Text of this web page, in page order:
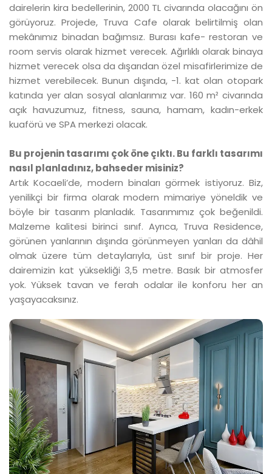
dairelerin kira bedellerinin, 2000 TL civarında olacağını ön
görüyoruz. Projede, Truva Cafe olarak belirtilmiş olan
mekânımız binadan bağımsız. Burası kafe- restoran ve
room servis olarak hizmet verecek. Ağırlıklı olarak binaya
hizmet verecek olsa da dışarıdan özel misafirlerimize de
hizmet verebilecek. Bunun dışında, -1. kat olan otopark
katında yer alan sosyal alanlarımız var. 160 m² civarında
açık havuzumuz, fitness, sauna, hamam, kadın-erkek
kuaförü ve SPA merkezi olacak.
Bu projenin tasarımı çok öne çıktı. Bu farklı tasarımı
nasıl planladınız, bahseder misiniz?
Artık Kocaeli’de, modern binaları görmek istiyoruz. Biz,
yenilikçi bir firma olarak modern mimariye yöneldik ve
böyle bir tasarım planladık. Tasarımımız çok beğenildi.
Malzeme kalitesi birinci sınıf. Ayrıca, Truva Residence,
görünen yanlarının dışında görünmeyen yanları da dâhil
olmak üzere tüm detaylarıyla, üst sınıf bir proje. Her
dairemizin kat yüksekliği 3,5 metre. Basık bir atmosfer
yok. Yüksek tavan ve ferah odalar ile konforu her an
yaşayacaksınız.